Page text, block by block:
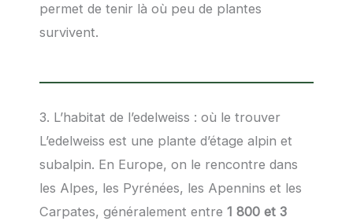
permet de tenir là où peu de plantes
survivent.
3. L’habitat de l’edelweiss : où le trouver
L’edelweiss est une plante d’étage alpin et
subalpin. En Europe, on le rencontre dans
les Alpes, les Pyrénées, les Apennins et les
Carpates, généralement entre 1 800 et 3